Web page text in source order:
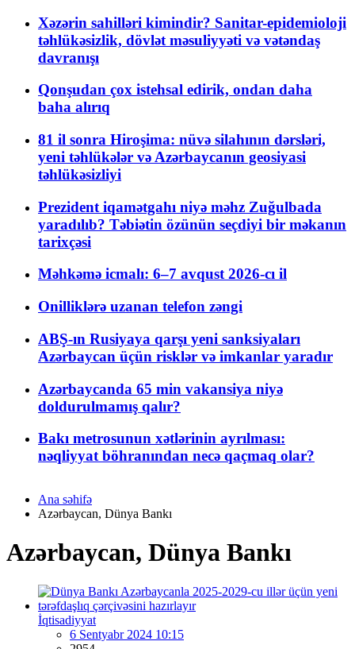
Xəzərin sahilləri kimindir? Sanitar-epidemioloji
təhlükəsizlik, dövlət məsuliyyəti və vətəndaş
davranışı
Qonşudan çox istehsal edirik, ondan daha
baha alırıq
81 il sonra Hiroşima: nüvə silahının dərsləri,
yeni təhlükələr və Azərbaycanın geosiyasi
təhlükəsizliyi
Prezident iqamətgahı niyə məhz Zuğulbada
yaradılıb? Təbiətin özünün seçdiyi bir məkanın
tarixçəsi
Məhkəmə icmalı: 6–7 avqust 2026-cı il
Onilliklərə uzanan telefon zəngi
ABŞ-ın Rusiyaya qarşı yeni sanksiyaları
Azərbaycan üçün risklər və imkanlar yaradır
Azərbaycanda 65 min vakansiya niyə
doldurulmamış qalır?
Bakı metrosunun xətlərinin ayrılması:
nəqliyyat böhranından necə qaçmaq olar?
Ana səhifə
Azərbaycan, Dünya Bankı
Azərbaycan, Dünya Bankı
İqtisadiyyat
6 Sentyabr 2024 10:15